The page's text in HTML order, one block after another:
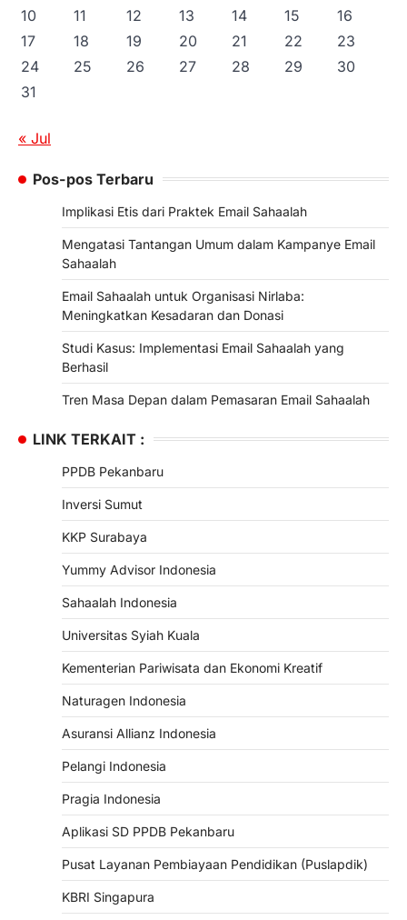
10
11 12 13 14 15
16
17
18 19 20 21 22
23
24
25 26 27 28 29
30
31
« Jul
Pos-pos Terbaru
Implikasi Etis dari Praktek Email Sahaalah
Mengatasi Tantangan Umum dalam Kampanye Email
Sahaalah
Email Sahaalah untuk Organisasi Nirlaba:
Meningkatkan Kesadaran dan Donasi
Studi Kasus: Implementasi Email Sahaalah yang
Berhasil
Tren Masa Depan dalam Pemasaran Email Sahaalah
LINK TERKAIT :
PPDB Pekanbaru
Inversi Sumut
KKP Surabaya
Yummy Advisor Indonesia
Sahaalah Indonesia
Universitas Syiah Kuala
Kementerian Pariwisata dan Ekonomi Kreatif
Naturagen Indonesia
Asuransi Allianz Indonesia
Pelangi Indonesia
Pragia Indonesia
Aplikasi SD PPDB Pekanbaru
Pusat Layanan Pembiayaan Pendidikan (Puslapdik)
KBRI Singapura